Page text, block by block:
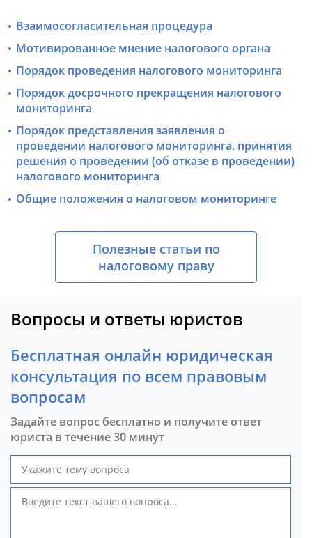
Взаимосогласительная процедура
Мотивированное мнение налогового органа
Порядок проведения налогового мониторинга
Порядок досрочного прекращения налогового
мониторинга
Порядок представления заявления о
проведении налогового мониторинга, принятия
решения о проведении (об отказе в проведении)
налогового мониторинга
Общие положения о налоговом мониторинге
Полезные статьи по
налоговому праву
Вопросы и ответы юристов
Бесплатная онлайн юридическая
консультация по всем правовым
вопросам
Задайте вопрос бесплатно и получите ответ
юриста в течение 30 минут